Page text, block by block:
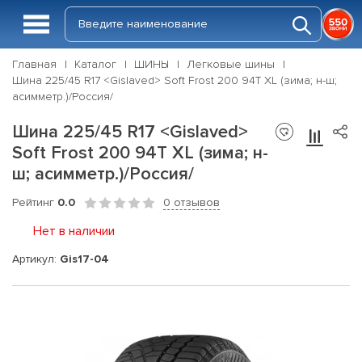
Главная Каталог ШИНЫ
Легковые шины
Шина 225/45 R17 <Gislaved> Soft Frost 200 94T XL (зима; н-ш;
асимметр.)/Россия/
Шина 225/45 R17 <Gislaved>
Soft Frost 200 94T XL (зима; н-
ш; асимметр.)/Россия/
Рейтинг 0.0 0 отзывов
Нет в наличии
Артикул: Gis17-04